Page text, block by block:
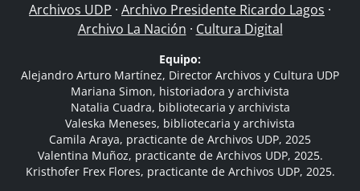
Archivos UDP · Archivo Presidente Ricardo Lagos ·
Archivo La Nación · Cultura Digital
Equipo:
Alejandro Arturo Martínez, Director Archivos y Cultura UDP
Mariana Simon, historiadora y archivista
Natalia Cuadra, bibliotecaria y archivista
Valeska Meneses, bibliotecaria y archivista
Camila Araya, practicante de Archivos UDP, 2025
Valentina Muñoz, practicante de Archivos UDP, 2025.
Kristhofer Frex Flores, practicante de Archivos UDP, 2025.